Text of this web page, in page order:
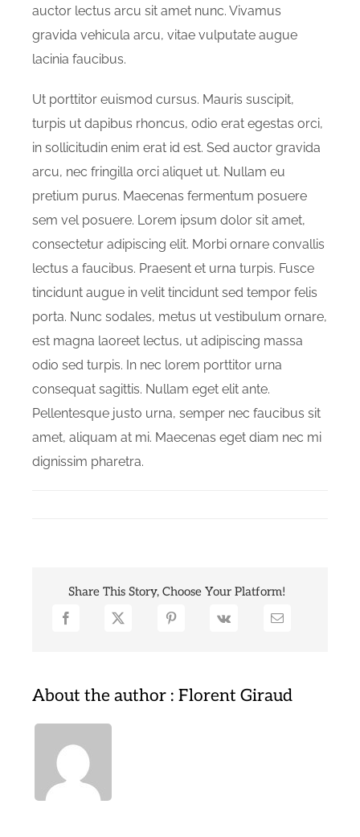
auctor lectus arcu sit amet nunc. Vivamus
gravida vehicula arcu, vitae vulputate augue
lacinia faucibus.
Ut porttitor euismod cursus. Mauris suscipit,
turpis ut dapibus rhoncus, odio erat egestas orci,
in sollicitudin enim erat id est. Sed auctor gravida
arcu, nec fringilla orci aliquet ut. Nullam eu
pretium purus. Maecenas fermentum posuere
sem vel posuere. Lorem ipsum dolor sit amet,
consectetur adipiscing elit. Morbi ornare convallis
lectus a faucibus. Praesent et urna turpis. Fusce
tincidunt augue in velit tincidunt sed tempor felis
porta. Nunc sodales, metus ut vestibulum ornare,
est magna laoreet lectus, ut adipiscing massa
odio sed turpis. In nec lorem porttitor urna
consequat sagittis. Nullam eget elit ante.
Pellentesque justo urna, semper nec faucibus sit
amet, aliquam at mi. Maecenas eget diam nec mi
dignissim pharetra.
Share This Story, Choose Your Platform!
About the author : Florent Giraud